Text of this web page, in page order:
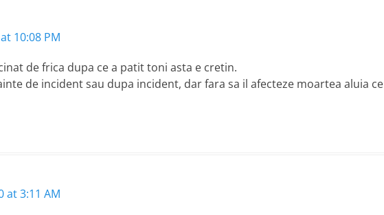
10:08 PM
de frica dupa ce a patit toni asta e cretin.
de incident sau dupa incident, dar fara sa il afecteze moartea aluia ce
at 3:11 AM